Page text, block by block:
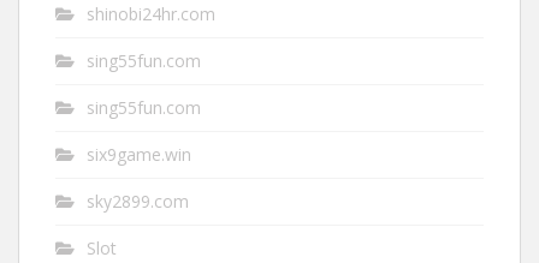
shinobi24hr.com
sing55fun.com
sing55fun.com
six9game.win
sky2899.com
Slot